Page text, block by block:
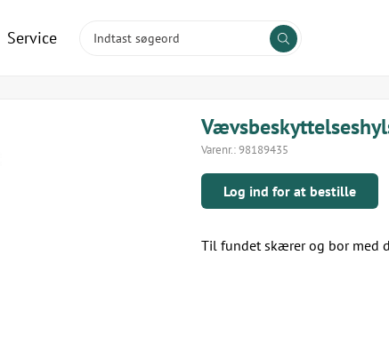
Service
Varenr.:98189435
Log ind for at bestille
Til fundet skærer og bor med